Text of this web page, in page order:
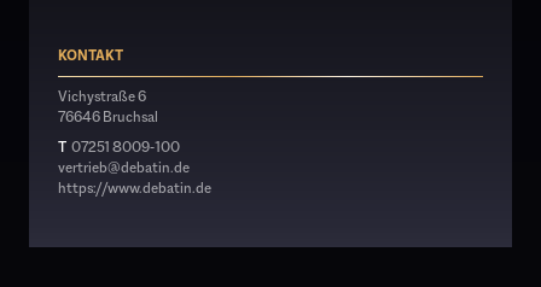
KONTAKT
Vichystraße 6
76646 Bruchsal
T 07251 8009-100
vertrieb@debatin.de
https://www.debatin.de